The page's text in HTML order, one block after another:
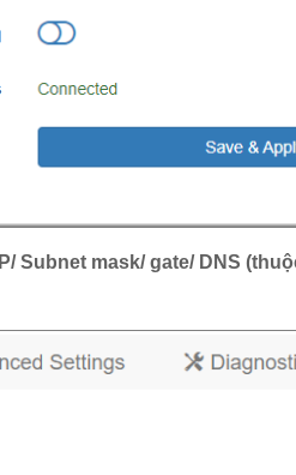
IP/ Subnet mask/ gate/ DNS